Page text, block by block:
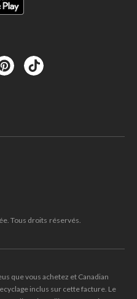
Tous droits réservés.
que vous achetez et Canadian
inclus sur cette facture. Le